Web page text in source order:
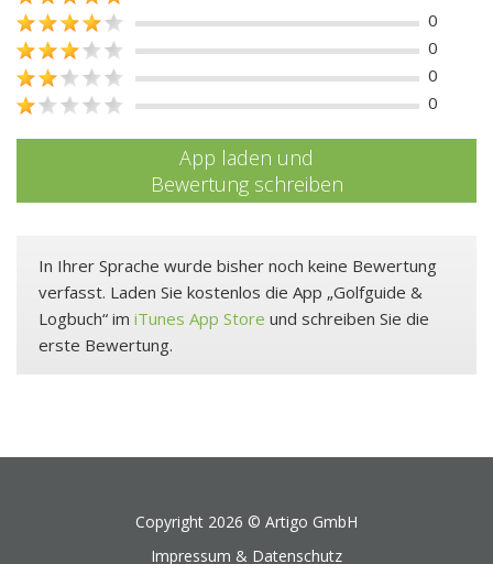
0
0
0
0
App laden und
Bewertung schreiben
In Ihrer Sprache wurde bisher noch keine Bewertung
verfasst. Laden Sie kostenlos die App „Golfguide &
Logbuch“ im iTunes App Store und schreiben Sie die
erste Bewertung.
Copyright 2026 © Artigo GmbH
Impressum & Datenschutz